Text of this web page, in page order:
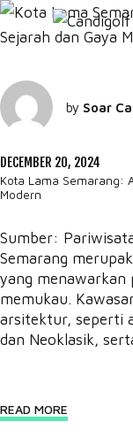
by Soar
DECEMBER 20, 2024
Kota Lama Semarang:
Modern
Sumber:
Semarang
yang menawarkan
memukau.
arsitektur, seperti
dan Neoklasik,
READ MORE